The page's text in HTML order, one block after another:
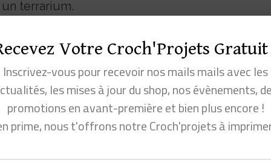
terrarium.
pratique et sécurisée.
parfait pour un usage
le crochet, le tricot et le crochet
dans tous tes projets crochet et tricot ! 🧶
Votre Croch'Projets Gratuit
Inscrivez-vous pour recevoir nos mails mails avec les
les mises à jour du shop, nos évènements,
promotions en avant-première et bien plus encore !
prime, nous t'offrons notre Croch'projets à